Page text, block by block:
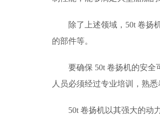
除了上述领域，50t 卷扬
的部件等。
要确保 50t 卷扬机的安
人员必须经过专业培训，熟
50t 卷扬机以其强大的动